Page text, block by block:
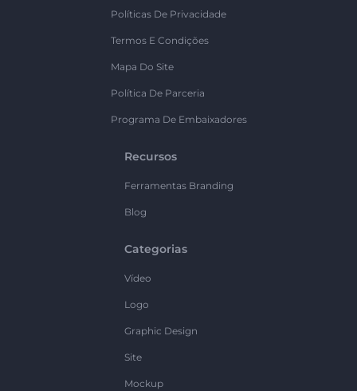
Políticas De Privacidade
Termos E Condições
Mapa Do Site
Política De Parceria
Programa De Embaixadores
Recursos
Ferramentas Branding
Blog
Categorias
Vídeo
Logo
Graphic Design
Site
Mockup